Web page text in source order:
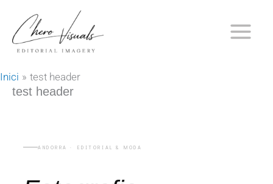
contingut
Inici test header
test header
ANDORRA · EDITORIAL & MODA